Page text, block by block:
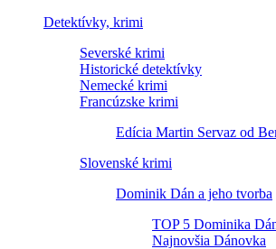
Detektívky, krimi
Severské krimi
Historické detektívky
Nemecké krimi
Francúzske krimi
Edícia Martin Servaz od
Slovenské krimi
Dominik Dán a jeho tvorba
TOP 5 Dominika
Najnovšia Dánovka